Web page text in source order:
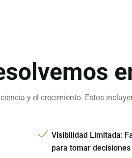
y el crecimiento. Estos
Visibilidad Limitada:
para tomar